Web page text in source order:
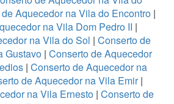
Aquecedor na Vila do Encontro |
na Vila Dom Pedro II |
na Vila do Sol | Conserto de
Gustavo | Conserto de Aquecedor
| Conserto de Aquecedor na
de Aquecedor na Vila Emir|
na Vila Ernesto| Conserto de